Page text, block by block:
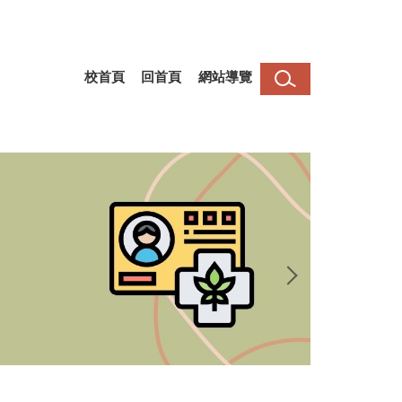
校首頁 回首頁 網站導覽